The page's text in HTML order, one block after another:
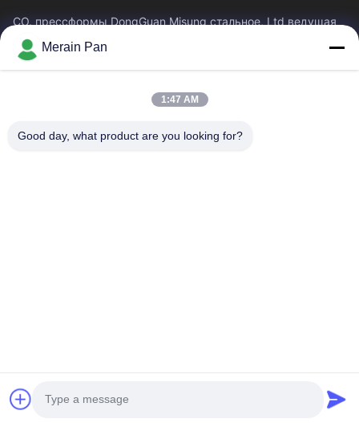
CO. прессформы DongGuan Misung стальное, Ltd ведущая
компания пластмассы поставки умирает стальная, горячая
сталь работы, холодная сталь работы,...
Быстрые Ссылки
Продукты
VR - Шоу
О Нас
Merain Pan
1:47 AM
Good day, what product are you looking for?